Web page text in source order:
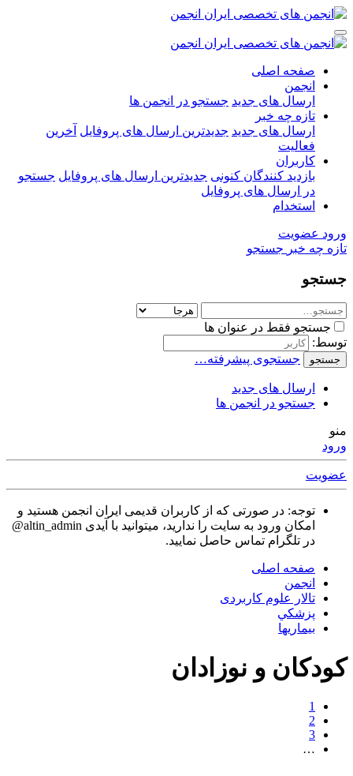
صفحه اصلی
انجمن
ارسال های جدید جستجو در انجمن ها
تازه چه خبر
ارسال های جدید جدیدترین ارسال های پروفایل آخرین
فعالیت
کاربران
بازدید کنندگان کنونی جدیدترین ارسال های پروفایل جستجو
در ارسال های پروفایل
استخدام
ورود عضویت
تازه چه خبر جستجو
جستجو
جستجو فقط در عنوان ها
توسط:
جستجو جستجوی پیشرفته…
ارسال های جدید
جستجو در انجمن ها
منو
ورود
عضویت
توجه: در صورتی که از کاربران قدیمی ایران انجمن هستید و
امکان ورود به سایت را ندارید، میتوانید با آیدی altin_admin@
در تلگرام تماس حاصل نمایید.
صفحه اصلی
انجمن
تالار علوم كاربردی
پزشكي
بیماریها
کودکان و نوزادان
1
2
3
…